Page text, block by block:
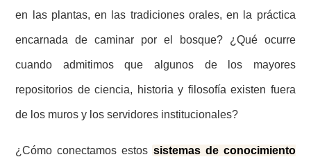
en las plantas, en las tradiciones orales, en la práctica
encarnada de caminar por el bosque? ¿Qué ocurre
cuando admitimos que algunos de los mayores
repositorios de ciencia, historia y filosofía existen fuera
de los muros y los servidores institucionales?
¿Cómo conectamos estos sistemas de conocimiento